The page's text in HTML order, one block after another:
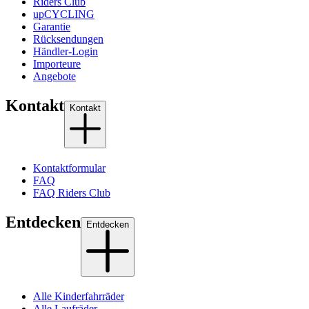
upCYCLING
Garantie
Rücksendungen
Händler-Login
Importeure
Angebote
Kontakt Kontakt
Kontaktformular
FAQ
FAQ Riders Club
Entdecken Entdecken
Alle Kinderfahrräder